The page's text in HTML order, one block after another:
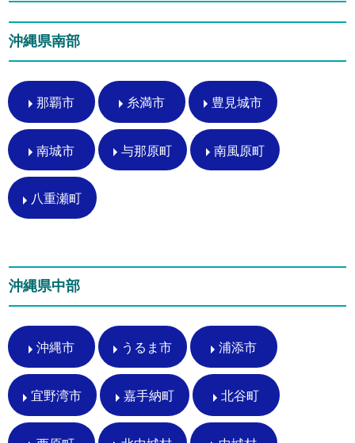
沖縄県南部
那覇市 糸満市 豊見城市
南城市 与那原町 南風原町
八重瀬町
沖縄県中部
沖縄市 うるま市 浦添市
宜野湾市 嘉手納町 北谷町